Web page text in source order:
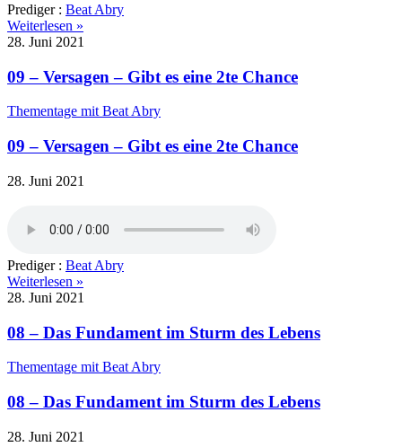
Prediger : Beat Abry
Weiterlesen »
28. Juni 2021
09 – Versagen – Gibt es eine 2te Chance
Thementage mit Beat Abry
09 – Versagen – Gibt es eine 2te Chance
28. Juni 2021
Prediger : Beat Abry
Weiterlesen »
28. Juni 2021
08 – Das Fundament im Sturm des Lebens
Thementage mit Beat Abry
08 – Das Fundament im Sturm des Lebens
28. Juni 2021